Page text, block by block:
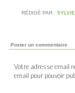
RÉDIGÉ PAR : SYLVIE
Poster un commentaire
Votre adresse email
email pour pouvoir